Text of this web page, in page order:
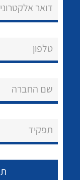
דואר אלקטרוני
טלפון
שם החברה
תפקיד